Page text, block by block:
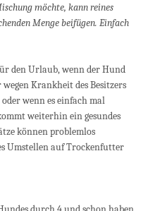
möchte, kann reines
Menge beifügen. Einfach
den Urlaub, wenn der Hund
Krankheit des Besitzers
wenn es einfach mal
weiterhin ein gesundes
können problemlos
Umstellen auf Trockenfutter